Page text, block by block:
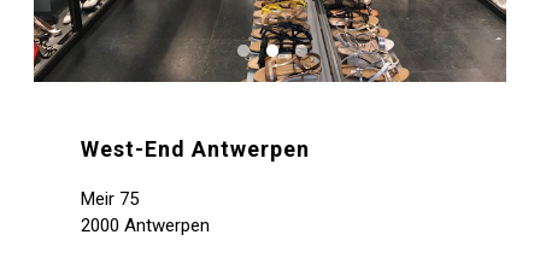
West-End Antwerpen
Meir 75
2000 Antwerpen